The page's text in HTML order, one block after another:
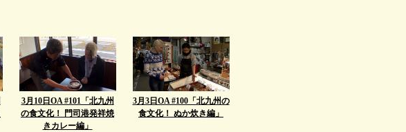
3月10日OA #101「北九州
の食文化！ 門司港発祥焼
きカレー編」
3月3日OA #100「北九州の
食文化！ ぬか炊き編」